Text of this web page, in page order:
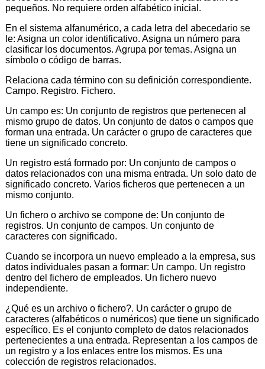
pequeños. No requiere orden alfabético inicial.
En el sistema alfanumérico, a cada letra del abecedario se
le: Asigna un color identificativo. Asigna un número para
clasificar los documentos. Agrupa por temas. Asigna un
símbolo o código de barras.
Relaciona cada término con su definición correspondiente.
Campo. Registro. Fichero.
Un campo es: Un conjunto de registros que pertenecen al
mismo grupo de datos. Un conjunto de datos o campos que
forman una entrada. Un carácter o grupo de caracteres que
tiene un significado concreto.
Un registro está formado por: Un conjunto de campos o
datos relacionados con una misma entrada. Un solo dato de
significado concreto. Varios ficheros que pertenecen a un
mismo conjunto.
Un fichero o archivo se compone de: Un conjunto de
registros. Un conjunto de campos. Un conjunto de
caracteres con significado.
Cuando se incorpora un nuevo empleado a la empresa, sus
datos individuales pasan a formar: Un campo. Un registro
dentro del fichero de empleados. Un fichero nuevo
independiente.
¿Qué es un archivo o fichero?. Un carácter o grupo de
caracteres (alfabéticos o numéricos) que tiene un significado
específico. Es el conjunto completo de datos relacionados
pertenecientes a una entrada. Representan a los campos de
un registro y a los enlaces entre los mismos. Es una
colección de registros relacionados.